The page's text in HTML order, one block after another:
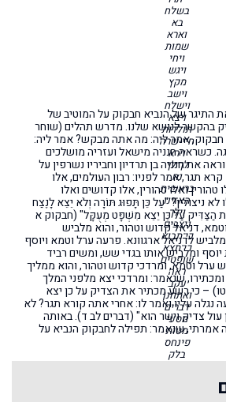
בשלח
בא
וארא
שמות
ויחי
ויגש
מקץ
וישב
וישלח
ויצא
תולדות
חיי-שרה
וירא
לך־לך
נח
בראשית
האזינו
וילך
ניצבים
כי־תבוא
כי־תצא
שופטים
ראה
עקב
ואתחנן
דברים
מסעי
מטות
פינחס
בלק
חקת
התיגר של הנביא חבקוק על המוטיב של
בהקשר לנושא שלנו. מדרש תהלים (שוחר
חבקוק, אמר ליה: מה אתה מבקש? אמר ליה:
כשראה חנניה מישאל ועזריה מושלכים
את חנניה בן תרדיון וחביריו נשרפין על
קרא תגר, אמר לפניו: רבון העולמים, אלו
ואלו טהורין, אלו קדושים ואלו
לא ניצולין? "עַל כֵּן תָּפוּג תּוֹרָה וְלֹא יֵצֵא לָנֶצַח
הַצַּדִּיק עַל כֵּן יֵצֵא מִשְׁפָּט מְעֻקָּל" (חבקוק א
דניאל קדוש וטהור, והוא מלביש
לדניאל ארגוונא. פרעה ערל וטמא ויוסף
ומלביש אותו בגדי שש, ומשים רביד
ערל וטמא, ומרדכי קדוש וטהור, והוא ממליך
שנאמר: ומרדכי יצא מלפני המלך
– כי רשע מכתיר את הצדיק על כן יצא
עליו ואמר לו: אחרי אתה קורא תגר? לא
עול צדיק וישר הוא" (דברים לב ד). באותה
אמרתי, שנאמר: תפילה לחבקוק הנביא על